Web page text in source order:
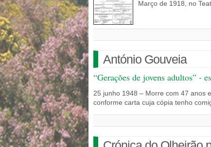
Março de 1918, no
António Gouveia
“Gerações de jovens adultos” -
25 junho 1948 – Morre com 47 anos
conforme carta cuja cópia tenho